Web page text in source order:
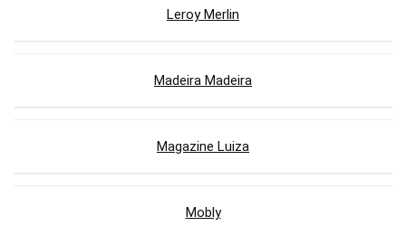
Leroy Merlin
Madeira Madeira
Magazine Luiza
Mobly